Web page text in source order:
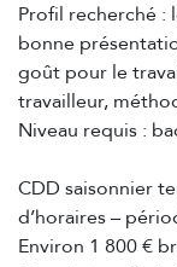
Profil recherché :
bonne
goût pour le
travailleur,
Niveau requis :
CDD saisonnier
d’horaires –
Environ 1 800 €